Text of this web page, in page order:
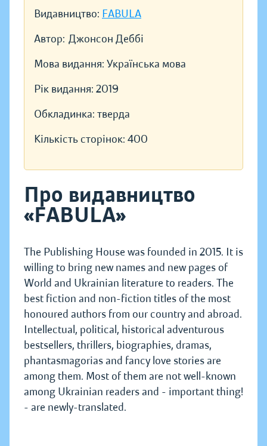
Видавництво: FABULA
Автор: Джонсон Деббі
Мова видання: Українська мова
Рік видання: 2019
Обкладинка: тверда
Кількість сторінок: 400
Про видавництво
«FABULA»
The Publishing House was founded in 2015. It is
willing to bring new names and new pages of
World and Ukrainian literature to readers. The
best fiction and non-fiction titles of the most
honoured authors from our country and abroad.
Intellectual, political, historical adventurous
bestsellers, thrillers, biographies, dramas,
phantasmagorias and fancy love stories are
among them. Most of them are not well-known
among Ukrainian readers and - important thing!
- are newly-translated.